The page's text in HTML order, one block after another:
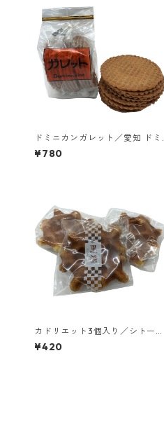
ドミニカンガレット／愛知 ドミ
ニコ会 聖ヨゼフ修道院
¥780
カドリエット3個入り／シトー
会 安心院（あじむ）トラピスチ
ヌ修道院
¥420